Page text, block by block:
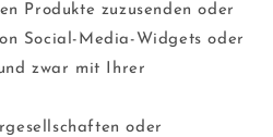
Produkte zuzusenden oder
Social-Media-Widgets oder
zwar mit Ihrer
oder